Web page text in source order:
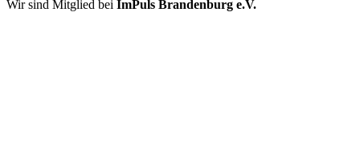
Wir sind Mitglied bei ImPuls Brandenburg e.V.